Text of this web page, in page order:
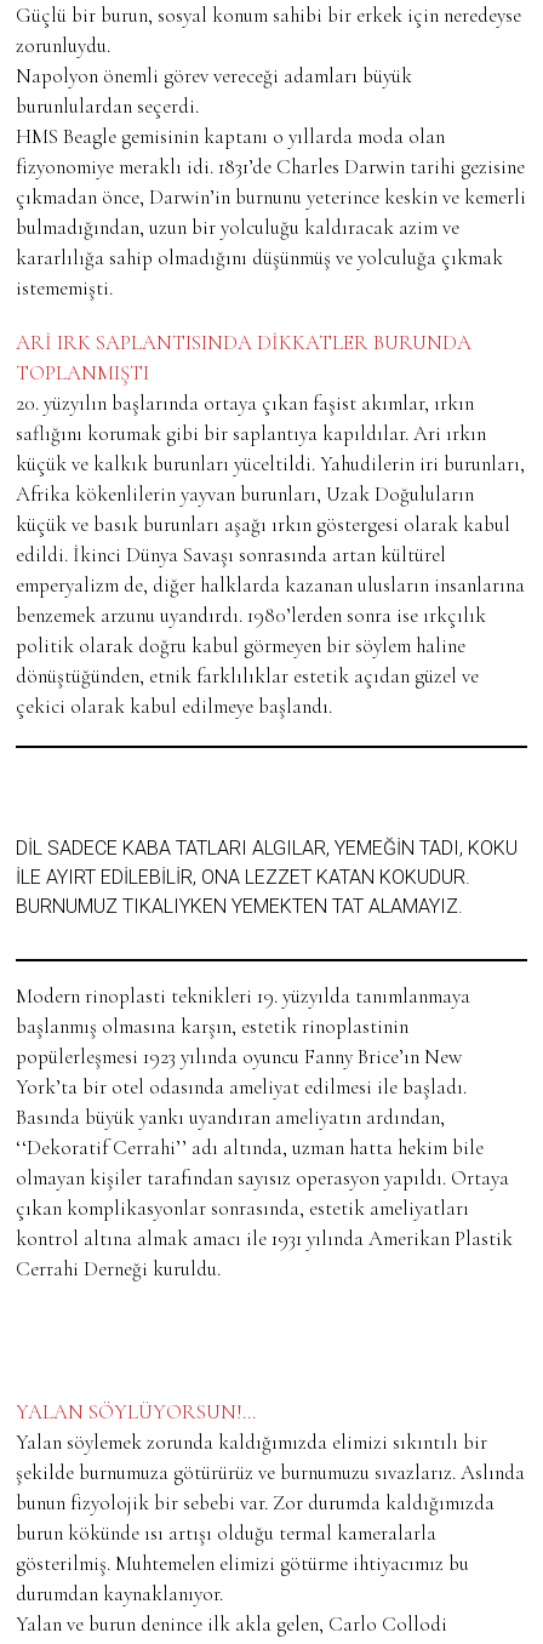
Güçlü bir burun, sosyal konum sahibi bir erkek için neredeyse
zorunluydu.
Napolyon önemli görev vereceği adamları büyük
burunlulardan seçerdi.
HMS Beagle gemisinin kaptanı o yıllarda moda olan
fizyonomiye meraklı idi. 1831’de Charles Darwin tarihi gezisine
çıkmadan önce, Darwin’in burnunu yeterince keskin ve kemerli
bulmadığından, uzun bir yolculuğu kaldıracak azim ve
kararlılığa sahip olmadığını düşünmüş ve yolculuğa çıkmak
istememişti.
ARİ IRK SAPLANTISINDA DİKKATLER BURUNDA
TOPLANMIŞTI
20. yüzyılın başlarında ortaya çıkan faşist akımlar, ırkın
saflığını korumak gibi bir saplantıya kapıldılar. Ari ırkın
küçük ve kalkık burunları yüceltildi. Yahudilerin iri burunları,
Afrika kökenlilerin yayvan burunları, Uzak Doğuluların
küçük ve basık burunları aşağı ırkın göstergesi olarak kabul
edildi. İkinci Dünya Savaşı sonrasında artan kültürel
emperyalizm de, diğer halklarda kazanan ulusların insanlarına
benzemek arzunu uyandırdı. 1980’lerden sonra ise ırkçılık
politik olarak doğru kabul görmeyen bir söylem haline
dönüştüğünden, etnik farklılıklar estetik açıdan güzel ve
çekici olarak kabul edilmeye başlandı.
DIL SADECE KABA TATLARI ALGILAR, YEMEĞIN TADI, KOKU
ILE AYIRT EDILEBILIR, ONA LEZZET KATAN KOKUDUR.
BURNUMUZ TIKALIYKEN YEMEKTEN TAT ALAMAYIZ.
Modern rinoplasti teknikleri 19. yüzyılda tanımlanmaya
başlanmış olmasına karşın, estetik rinoplastinin
popülerleşmesi 1923 yılında oyuncu Fanny Brice’ın New
York’ta bir otel odasında ameliyat edilmesi ile başladı.
Basında büyük yankı uyandıran ameliyatın ardından,
‘‘Dekoratif Cerrahi’’ adı altında, uzman hatta hekim bile
olmayan kişiler tarafından sayısız operasyon yapıldı. Ortaya
çıkan komplikasyonlar sonrasında, estetik ameliyatları
kontrol altına almak amacı ile 1931 yılında Amerikan Plastik
Cerrahi Derneği kuruldu.
YALAN SÖYLÜYORSUN!…
Yalan söylemek zorunda kaldığımızda elimizi sıkıntılı bir
şekilde burnumuza götürürüz ve burnumuzu sıvazlarız. Aslında
bunun fizyolojik bir sebebi var. Zor durumda kaldığımızda
burun kökünde ısı artışı olduğu termal kameralarla
gösterilmiş. Muhtemelen elimizi götürme ihtiyacımız bu
durumdan kaynaklanıyor.
Yalan ve burun denince ilk akla gelen, Carlo Collodi